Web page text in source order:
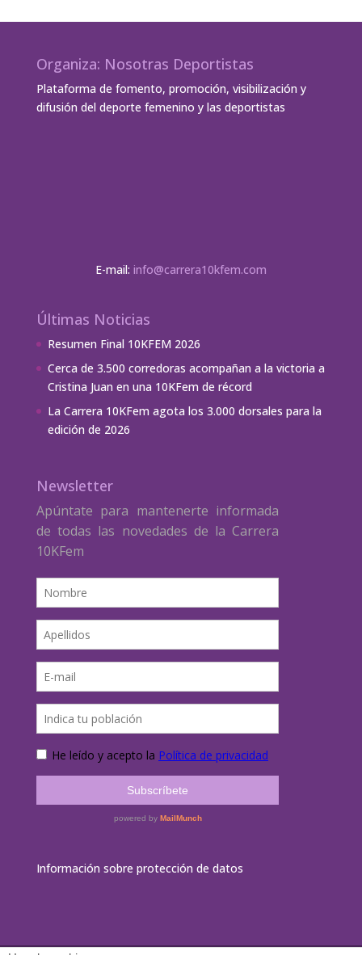
Organiza: Nosotras Deportistas
Plataforma de fomento, promoción, visibilización y
difusión del deporte femenino y las deportistas
E-mail: info@carrera10kfem.com
Últimas Noticias
Resumen Final 10KFEM 2026
Cerca de 3.500 corredoras acompañan a la victoria a
Cristina Juan en una 10KFem de récord
La Carrera 10KFem agota los 3.000 dorsales para la
edición de 2026
Newsletter
Información sobre protección de datos